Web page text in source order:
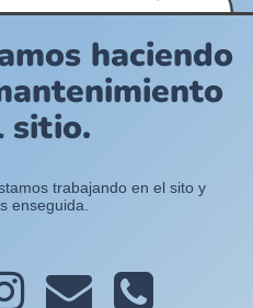
haciendo
sitio.
trabajando en el sito y
enseguida.